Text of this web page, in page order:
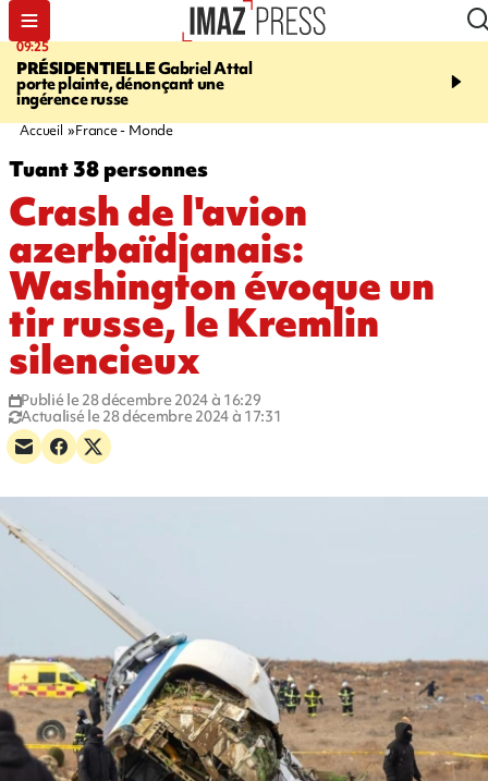
09:25
PRÉSIDENTIELLEGabriel Attal
porte plainte, dénonçant une
ingérence russe
11:43
accident après le virage
Accueil France - Monde
Tuant 38 personnes
Crash de l'avion
azerbaïdjanais:
Washington évoque un
tir russe, le Kremlin
silencieux
Publié le 28 décembre 2024 à 16:29
Actualisé le 28 décembre 2024 à 17:31